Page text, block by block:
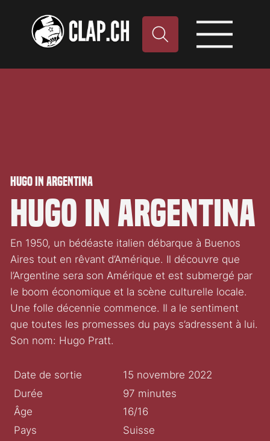
Hugo In Argentina
Hugo in Argentina
En 1950, un bédéaste italien débarque à Buenos
Aires tout en rêvant d’Amérique. Il découvre que
l’Argentine sera son Amérique et est submergé par
le boom économique et la scène culturelle locale.
Une folle décennie commence. Il a le sentiment
que toutes les promesses du pays s’adressent à lui.
Son nom: Hugo Pratt.
Date de sortie
15 novembre 2022
Durée
97 minutes
Âge
16/16
Pays
Suisse